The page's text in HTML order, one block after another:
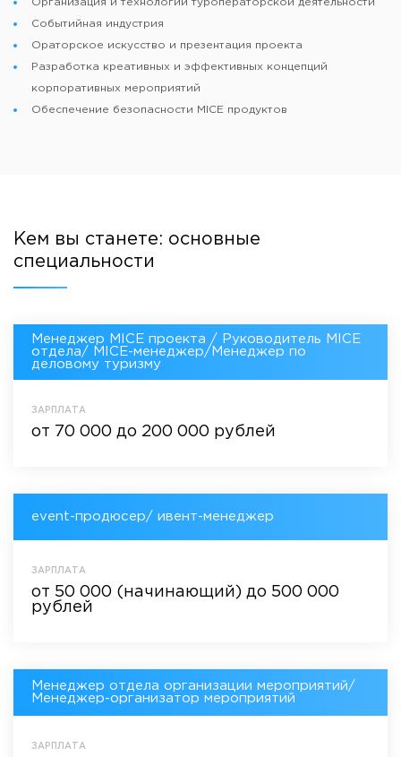
Организация и технологии туроператорской деятельности
Событийная индустрия
Ораторское искусство и презентация проекта
Разработка креативных и эффективных концепций
корпоративных мероприятий
Обеспечение безопасности MICE продуктов
Кем вы станете: основные
специальности
Менеджер MICE проекта / Руководитель MICE
отдела/ MICE-менеджер/Менеджер по
деловому туризму
ЗАРПЛАТА
от 70 000 до 200 000 рублей
event-продюсер/ ивент-менеджер
ЗАРПЛАТА
от 50 000 (начинающий) до 500 000
рублей
Менеджер отдела организации мероприятий/
Менеджер-организатор мероприятий
ЗАРПЛАТА